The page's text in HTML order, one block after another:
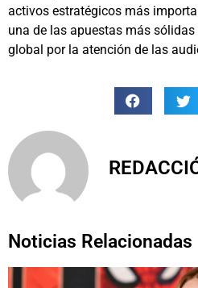
activos estratégicos más
una de las apuestas más
global por la atención de las
Noticias Relacionadas